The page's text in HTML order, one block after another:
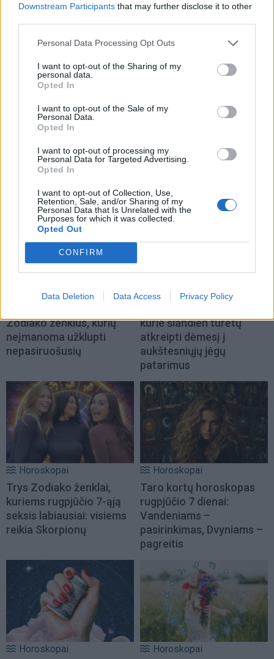
Downstream Participants that may further disclose it to other
Personal Data Processing Opt Outs
I want to opt-out of the Sharing of my
personal data.
Opted In
I want to opt-out of the Sale of my
Personal Data.
Opted In
I want to opt-out of processing my
Personal Data for Targeted Advertising.
Opted In
I want to opt-out of Collection, Use,
Retention, Sale, and/or Sharing of my
Personal Data that Is Unrelated with the
Purposes for which it was collected.
Opted Out
CONFIRM
Data Deletion Data Access Privacy Policy
TAIP PAT SKAITYKITE
Horoskopai
traškūs visą žiemą:
įdėkite tai į stiklainio
netrukus išpildys visas
Horoskopai
Zodiako ženklus, kurių
neįmanoma užklupti
nepasiruošusių
Horoskopai
kurie šiandien turėtų
atkreipti dėmesį į
aukštesniųjų jėgų
patarimus
Horoskopai
Trys Zodiako ženklai,
kuriems rugpjūčio 7-ąją
seksis labiausiai: visiems
reikia Skorpionų
Horoskopai
Taro kortų horoskopas
rugpjūčio 7 dienai:
Vandeniams –
pasirinkimas, Dvyniams –
pagreitis
Horoskopai Horoskopai